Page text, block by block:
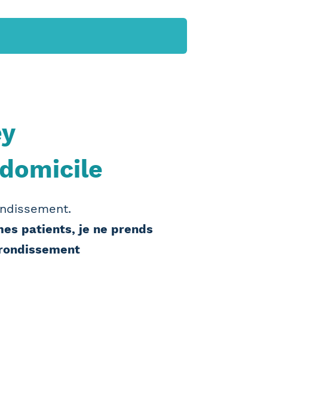
patients, je ne prends